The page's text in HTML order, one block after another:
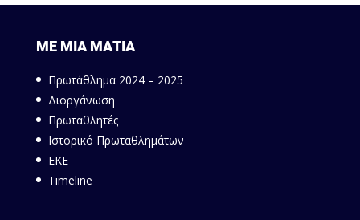
ΜΕ ΜΙΑ ΜΑΤΙΑ
Πρωτάθλημα 2024 – 2025
Διοργάνωση
Πρωταθλητές
Ιστορικό Πρωταθλημάτων
ΕΚΕ
Timeline